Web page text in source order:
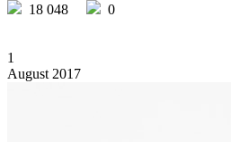
18 048
0
1
August 2017